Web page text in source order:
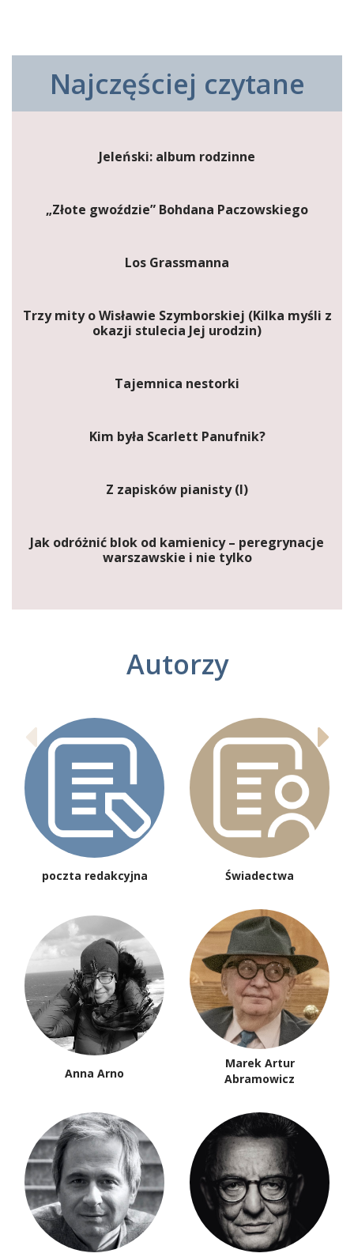
Najczęściej czytane
Jeleński: album rodzinne
„Złote gwoździe” Bohdana Paczowskiego
Los Grassmanna
Trzy mity o Wisławie Szymborskiej (Kilka myśli z
okazji stulecia Jej urodzin)
Tajemnica nestorki
Kim była Scarlett Panufnik?
Z zapisków pianisty (I)
Jak odróżnić blok od kamienicy – peregrynacje
warszawskie i nie tylko
Autorzy
poczta redakcyjna Świadectwa
Anna Arno
Marek Artur
Abramowicz